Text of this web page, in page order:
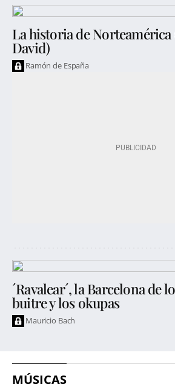
La historia de
David)
Ramón de España
´Ravalear´, la Barcelona de
buitre y los okupas
Mauricio Bach
MÚSICAS